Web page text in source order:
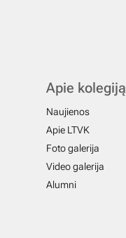
Apie kolegiją
Naujienos
Apie LTVK
Foto galerija
Video galerija
Alumni